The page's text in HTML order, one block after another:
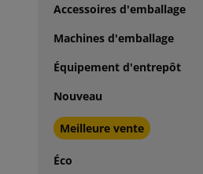
Accessoires d'emballage
Machines d'emballage
Équipement d'entrepôt
Nouveau
Meilleure vente
Éco